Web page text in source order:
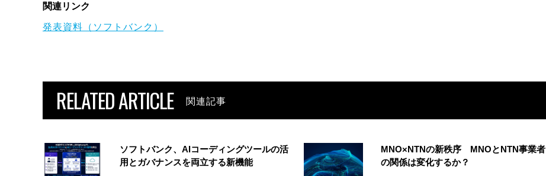
関連リンク
発表資料（ソフトバンク）
RELATED ARTICLE 関連記事
ソフトバンク、AIコーディングツールの活
用とガバナンスを両立する新機能
MNO×NTNの新秩序 MNOとNTN事業者
の関係は変化するか？